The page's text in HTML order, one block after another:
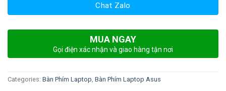
Chat Zalo
MUA NGAY
Gọi điện xác nhận và giao hàng tận nơi
Categories: Bàn Phím Laptop, Bàn Phím Laptop Asus